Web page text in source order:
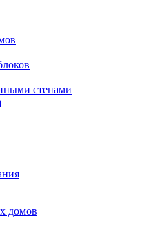
стенами
домов